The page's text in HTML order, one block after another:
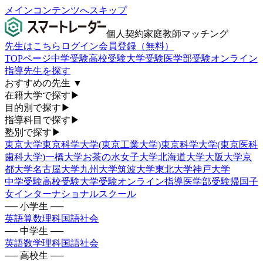
メインコンテンツへスキップ
個人契約家庭教師マッチング
先生はこちら ログイン会員登録（無料）
TOPページ中学受験高校受験大学受験医学部受験オンライン
指導先生を探す
おすすめの先生 ▼
在籍大学で探す ▶
目的別で探す ▶
指導科目で探す ▶
塾別で探す ▶
東京大学東京科学大学(東京工業大学)東京科学大学(東京医科
歯科大学)一橋大学お茶の水女子大学北海道大学大阪大学京
都大学名古屋大学九州大学筑波大学東北大学神戸大学
中学受験高校受験大学受験オンライン指導医学部受験帰国子
女インターナショナルスクール
── 小学生 ──
英語算数理科国語社会
── 中学生 ──
英語数学理科国語社会
── 高校生 ──